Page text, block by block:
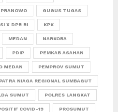
GUGUS TUGAS
X DPR RI KPK
MEDAN NARKOBA
PDIP PEMKAB ASAHAN
MEDAN PEMPROV SUMUT
NIAGA REGIONAL SUMBAGUT
SUMUT POLRES LANGKAT
COVID-19 PROSUMUT